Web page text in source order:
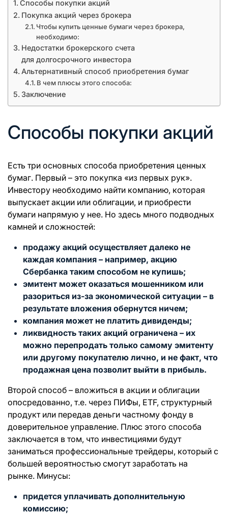
Способы покупки акций
Покупка акций через брокера
Чтобы купить ценные бумаги через брокера,
необходимо:
Недостатки брокерского счета
для долгосрочного инвестора
Альтернативный способ приобретения бумаг
В чем плюсы этого способа:
Заключение
Способы покупки акций
Есть три основных способа приобретения ценных
бумаг. Первый – это покупка «из первых рук».
Инвестору необходимо найти компанию, которая
выпускает акции или облигации, и приобрести
бумаги напрямую у нее. Но здесь много подводных
камней и сложностей:
продажу акций осуществляет далеко не
каждая компания – например, акцию
Сбербанка таким способом не купишь;
эмитент может оказаться мошенником или
разориться из-за экономической ситуации – в
результате вложения обернутся ничем;
компания может не платить дивиденды;
ликвидность таких акций ограничена – их
можно перепродать только самому эмитенту
или другому покупателю лично, и не факт, что
продажная цена позволит выйти в прибыль.
Второй способ – вложиться в акции и облигации
опосредованно, т.е. через ПИФы, ETF, структурный
продукт или передав деньги частному фонду в
доверительное управление. Плюс этого способа
заключается в том, что инвестициями будут
заниматься профессиональные трейдеры, который с
большей вероятностью смогут заработать на
рынке. Минусы:
придется уплачивать дополнительную
комиссию;